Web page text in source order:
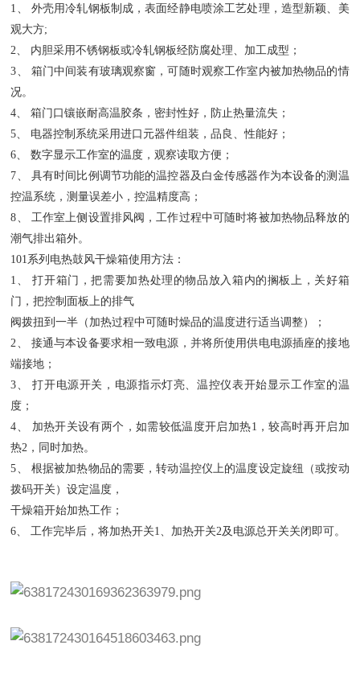
1、 外壳用冷轧钢板制成，表面经静电喷涂工艺处理，造型新颖、美
观大方;
2、 内胆采用不锈钢板或冷轧钢板经防腐处理、加工成型；
3、 箱门中间装有玻璃观察窗，可随时观察工作室内被加热物品的情
况。
4、 箱门口镶嵌耐高温胶条，密封性好，防止热量流失；
5、 电器控制系统采用进口元器件组装，品良、性能好 ；
6、 数字显示工作室的温度，观察读取方便；
7、 具有时间比例调节功能的温控器及白金传感器作为本设备的测温
控温系统，测量误差小，控温精度高；
8、 工作室上侧设置排风阀，工作过程中可随时将被加热物品释放的
潮气排出箱外。
101系列电热鼓风干燥箱使用方法：
1、 打开箱门，把需要加热处理的物品放入箱内的搁板上，关好箱
门，把控制面板上的排气
阀拨扭到一半（加热过程中可随时燥品的温度进行适当调整）；
2、 接通与本设备要求相一致电源，并将所使用供电电源插座的接地
端接地；
3、 打开电源开关，电源指示灯亮、温控仪表开始显示工作室的温
度；
4、 加热开关设有两个，如需较低温度开启加热1，较高时再开启加
热2，同时加热。
5、 根据被加热物品的需要，转动温控仪上的温度设定旋纽（或按动
拨码开关）设定温度，
干燥箱开始加热工作；
6、 工作完毕后，将加热开关1、加热开关2及电源总开关关闭即可。